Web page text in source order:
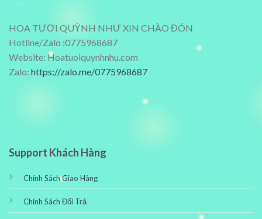
HOA TƯƠI QUỲNH NHƯ XIN CHÀO ĐÓN
Hotline/Zalo :0775968687
Website: Hoatuoiquynhnhu.com
Zalo: https://zalo.me/0775968687
Support Khách Hàng
Chính Sách Giao Hàng
Chính Sách Đổi Trả